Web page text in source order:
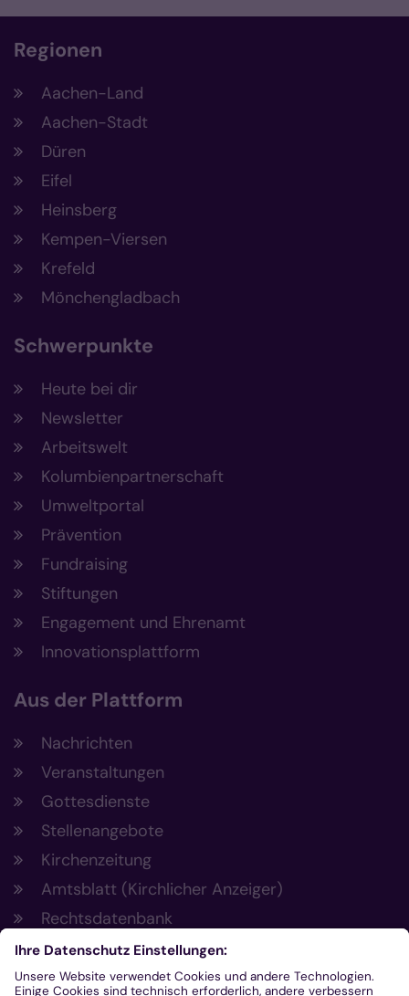
Regionen
Aachen-Land
Aachen-Stadt
Düren
Eifel
Heinsberg
Kempen-Viersen
Krefeld
Mönchengladbach
Schwerpunkte
Heute bei dir
Newsletter
Arbeitswelt
Kolumbienpartnerschaft
Umweltportal
Prävention
Fundraising
Stiftungen
Engagement und Ehrenamt
Innovationsplattform
Aus der Plattform
Nachrichten
Veranstaltungen
Gottesdienste
Stellenangebote
Kirchenzeitung
Amtsblatt (Kirchlicher Anzeiger)
Rechtsdatenbank
Meldestelle gemäß Hinweisgeberschutzgesetz